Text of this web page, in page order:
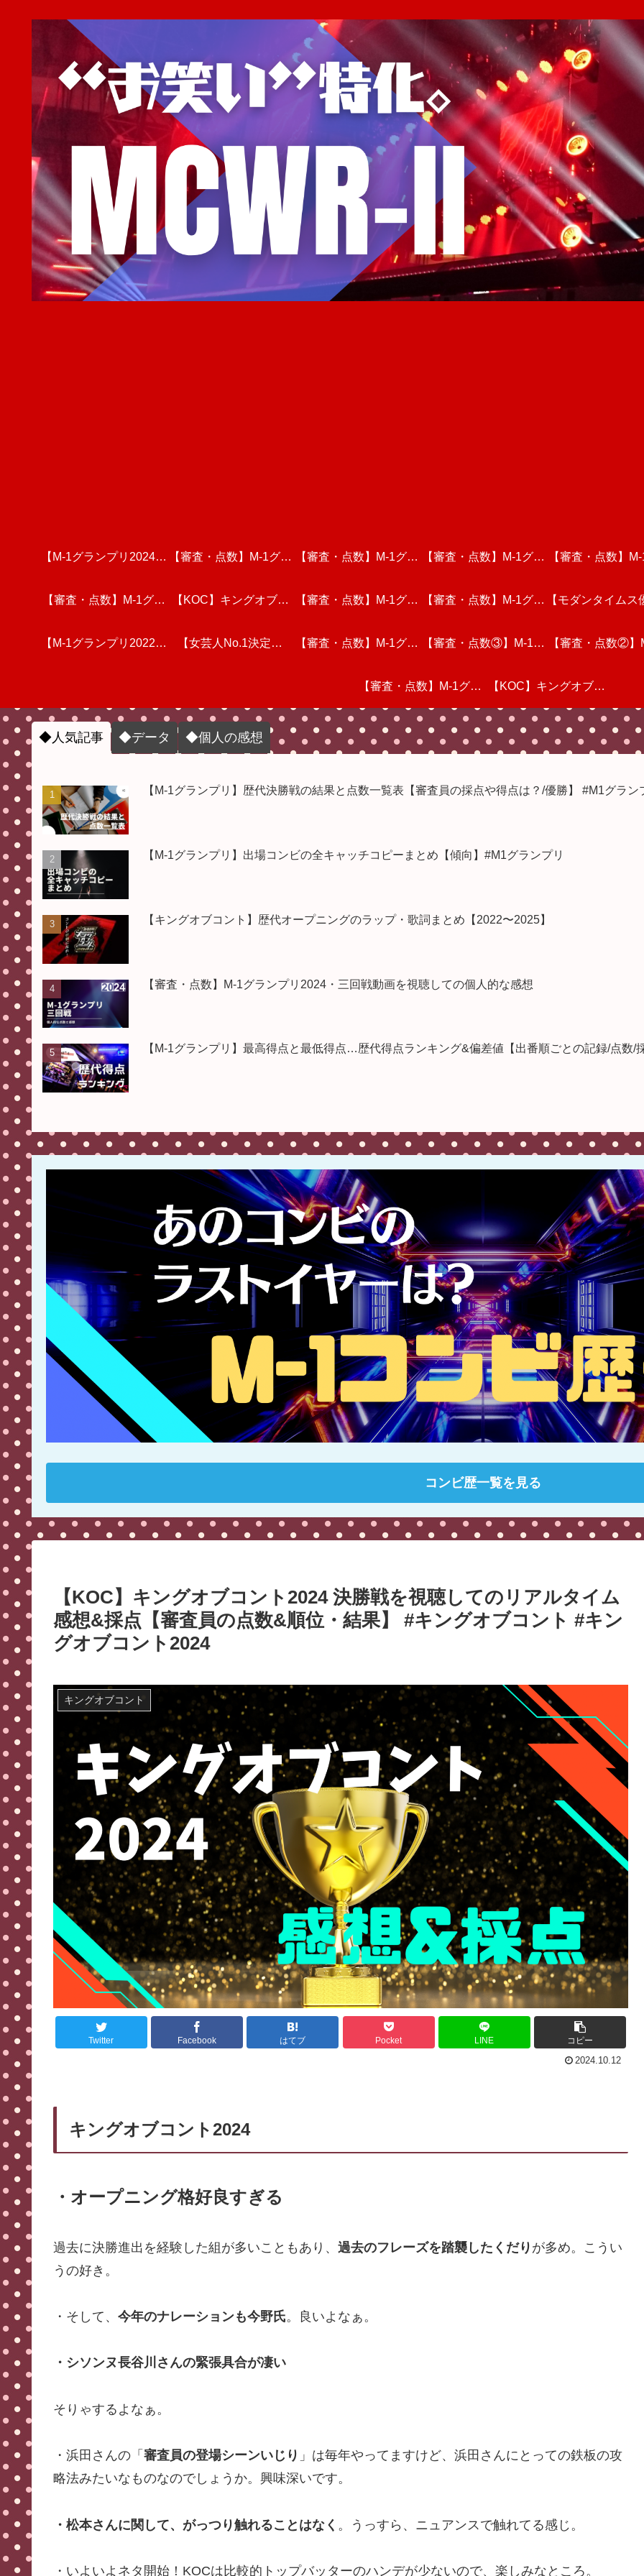
【M-1グランプリ2024】
決勝全組を徹底分析・考
察【令和ロマン/真空ジ
ユリカ/ママタルト/ジョ
ム・ブラウン/エバース/
ヤーレンズ】 #M1グラ
ンプリ
【審査・点数】M-1グラ
ンプリ2024・決勝戦を
視聴しての個人的な感想
ランプリ2024
【審査・点数】M-1グラ
ンプリ2024・敗者復活
戦を視聴しての個人的な
感想 #M1グランプリ
【審査・点数】M-1グラ
ンプリ2024・三回戦動
画を視聴しての個人的な
感想
【審査・点数】
ンプリ2024・一
画を視聴しての個
感想
【審査・点数】M-1グラ
ンプリ2023・3回戦(前
人的な感想
【KOC】キングオブコ
ント2023 決勝戦を視聴
&採点【審査員の点数&
ント2023
【審査・点数】M-1グラ
ンプリ2023・一回戦(後
半)動画を視聴しての個
人的な感想
【審査・点数】M-1グラ
ンプリ2023・一回戦(前
半)動画を視聴しての個
人的な感想
【モダンタイムス
G-1崖っぷちNo.1
プリを視聴した感
部さんが凄い
【M-1グランプリ2022】
ム順位予想＆ウケ量チェ
#M1グランプリ #M1グ
ランプリ敗者復活戦
【女芸人No.1決定戦
感想と審査&点数【「つ
THE_W #THE_W
【審査・点数】M-1グラ
ンプリ2022・準々決勝
動画を視聴しての個人的
【審査・点数③】M-1グ
ランプリ2022・三回戦
動画を視聴しての個人的
【審査・点数②】
ランプリ2022・
動画を視聴しての
【審査・点数】M-1グラ
ンプリ2022・一回戦(前
【KOC】キングオブコ
ント2022 決勝戦を視聴
順位・結果】
◆人気記事 ◆データ ◆個人の感想
【M-1グランプリ】歴代決勝戦の結果と点数一覧表【審査員の採点や得点は？/優勝】 #M1グラン
【M-1グランプリ】出場コンビの全キャッチコピーまとめ【傾向】#M1グランプリ
【キングオブコント】歴代オープニングのラップ・歌詞まとめ【2022〜2025】
【審査・点数】M-1グランプリ2024・三回戦動画を視聴しての個人的な感想
【M-1グランプリ】最高得点と最低得点…歴代得点ランキング&偏差値【出番順ごとの記録/点数/
コンビ歴一覧を見る
【KOC】キングオブコント2024 決勝戦を視聴してのリアルタイム
感想&採点【審査員の点数&順位・結果】 #キングオブコント #キン
グオブコント2024
キングオブコント
Twitter Facebook はてブ Pocket LINE コピー
2024.10.12
キングオブコント2024
・オープニング格好良すぎる
過去に決勝進出を経験した組が多いこともあり、 過去のフレーズを踏襲したくだり が多め。こうい
うの好き。
・そして、 今年のナレーションも今野氏。良いよなぁ。
・シソンヌ長谷川さんの緊張具合が凄い
そりゃするよなぁ。
・浜田さんの「 審査員の登場シーンいじり 」は毎年やってますけど、浜田さんにとっての鉄板の攻
略法みたいなものなのでしょうか。興味深いです。
・松本さんに関して、がっつり触れることはなく 。うっすら、ニュアンスで触れてる感じ。
・いよいよネタ開始！KOCは比較的トップバッターのハンデが少ないので、楽しみなところ。